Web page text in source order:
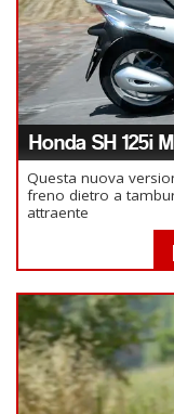
Honda SH 125i
Questa nuova
freno dietro a
attraente